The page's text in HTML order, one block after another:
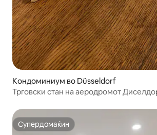
Кондоминиум во Düsseldorf
Трговски стан на аеродромот
Супердомаќин
Супердомаќин